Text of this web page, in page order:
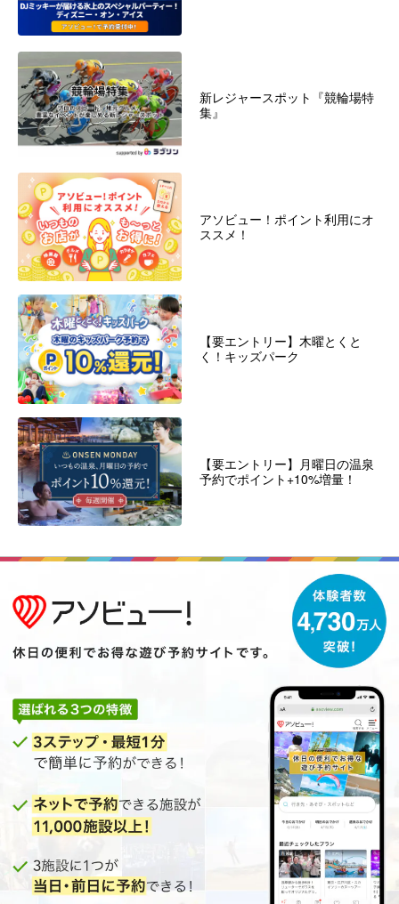
新レジャースポット『競輪場特
集』
アソビュー！ポイント利用にオ
ススメ！
【要エントリー】木曜とくと
く！キッズパーク
【要エントリー】月曜日の温泉
予約でポイント+10%増量！